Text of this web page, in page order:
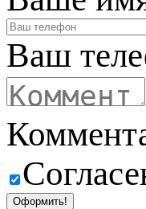
Ваш
Оформить!